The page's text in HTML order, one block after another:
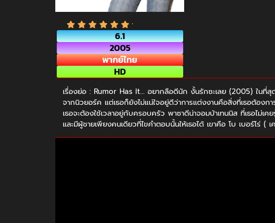
6.1
2005
พากย์ไทย
HD
เรื่องย่อ : Rumor Has It… อยากลือดีนัก งั้นรักซะเลย (2005) ในที่
จากนิวยอร์ค แต่เธอก็ยังไม่แน่ใจอยู่ดีว่าการแต่งงานคือสิ่งที่เธอต้อง
เธอจะต้องใช้เวลาอยู่กับครอบครัว พาซาดีน่าจอมบ้าเทนนิส ที่เธอไ
และมีผู้ชายเพียงคนเดียวที่ไขคำตอบนั้นให้เธอได้ เขาคือ โบ เบอร์โ